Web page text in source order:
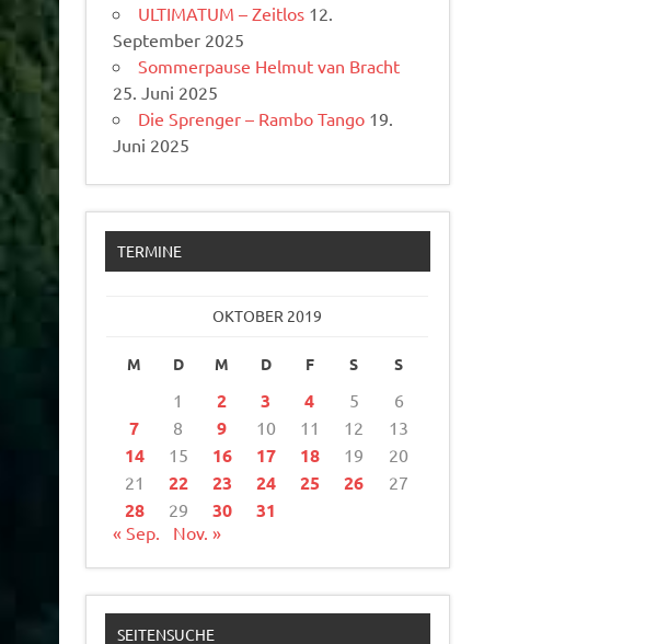
ULTIMATUM – Zeitlos 12.
September 2025
Sommerpause Helmut van Bracht
25. Juni 2025
Die Sprenger – Rambo Tango 19.
Juni 2025
TERMINE
OKTOBER 2019
M D M D F S S
1 2 3 4 5 6
7 8 9 10 11 12 13
14 15 16 17 18 19
20
21
22 23 24 25 26 27
28 29 30 31
« Sep. Nov. »
SEITENSUCHE